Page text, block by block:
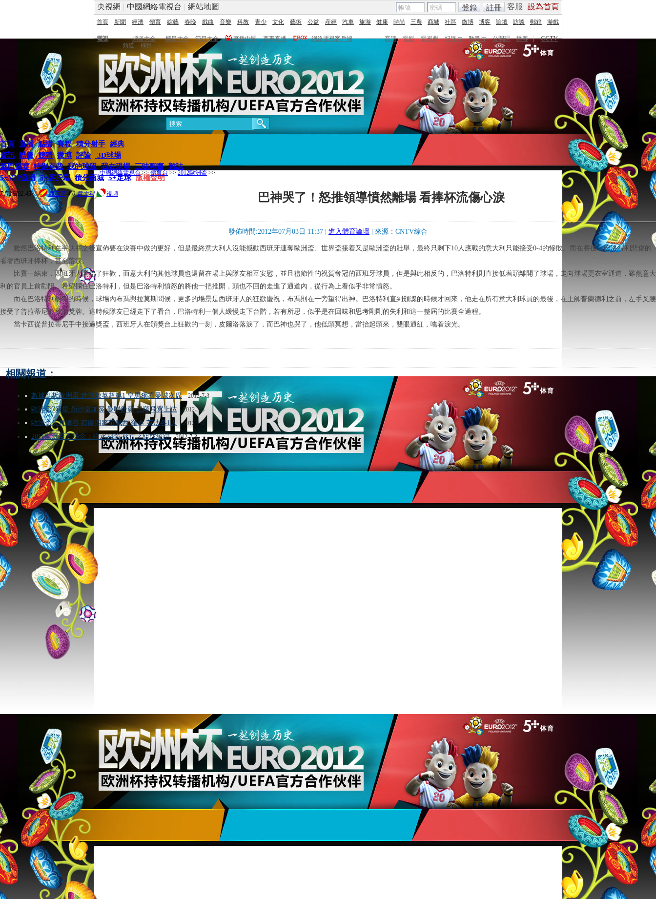
央視網 | 中國網絡電視台 | 網站地圖 客服 設為首頁
登錄 註冊
首頁 新聞 經濟 體育 綜藝 春晚 戲曲 音樂 科教 青少 文化 藝術 公益 産經 汽車 旅游 健康 時尚 三農 商城 社區 微博 博客 論壇 訪談 郵箱 游戲
電視 頻道大全 欄目大全 節目大全 直播中國 賽事直播 網絡電視客戶端 | 高清 電影 電視劇 紀錄片 動畫片 公開課 播客 |
CCTV
頻道
欄目
首頁 直播 點播 賽程 積分射手 經典
資訊 酷圖 競猜 微博 評論
3D球場
豪門盛宴 特別有裁 我的球隊 我在現場 三味聊齋 雜誌
5+VIP直播 5+客戶端 積分商城 5+足球 版權聲明
7月2日02:45 西班牙4:0意大利 視頻
中國網絡電視台>>體育台 >> 2012歐洲盃 >>
巴神哭了！怒推領導憤然離場 看捧杯流傷心淚
發佈時間:2012年07月03日 11:37 | 進入體育論壇 | 來源：CNTV綜合
雖然巴洛特利在半決賽之後宣佈要在決賽中做的更好，但是最終意大利人沒能撼動西班牙連奪歐洲盃、世界盃接着又是歐洲盃的壯舉，最終只剩下10人應戰的意大利只能接受0-4的慘敗。而在賽後，巴洛特利悲傷的
看著西班牙捧杯，甚至落淚。
比賽一結束，西班牙人開始了狂歡，而意大利的其他球員也還留在場上與隊友相互安慰，並且禮節性的祝賀奪冠的西班牙球員，但是與此相反的，巴洛特利則直接低着頭離開了球場，走向球場更衣室通道，雖然意大
利的官員上前勸阻，希望攔住巴洛特利，但是巴洛特利憤怒的將他一把推開，頭也不回的走進了通道內，從行為上看似乎非常憤怒。
而在巴洛特利離開的時候，球場內布馮與拉莫斯問候，更多的場景是西班牙人的狂歡慶祝，布馮則在一旁望得出神。巴洛特利直到頒獎的時候才回來，他走在所有意大利球員的最後，在主帥普蘭德利之前，左手叉腰
接受了普拉蒂尼頒發的獎牌。這時候隊友已經走下了看台，巴洛特利一個人緩慢走下台階，若有所思，似乎是在回味和思考剛剛的失利和這一整屆的比賽全過程。
當卡西從普拉蒂尼手中接過獎盃，西班牙人在頒獎台上狂歡的一刻，皮爾洛落淚了，而巴神也哭了，他低頭冥想，當抬起頭來，雙眼通紅，噙着淚光。
相關報道：
數據剖析歐洲盃:進球數英超第1 皇馬獨霸曼城次席 2012-7-3
歐洲盃7新星:新沙皇加冕 曼聯鋒霸 巴薩飛翼上位 2012-7-3
歐洲盃失意陣容:荷蘭四將范佩西 羅本 英法各1人 2012-7-3
2016歐洲盃五懸念：注水24強 死亡之組或絕跡 2012-7-3